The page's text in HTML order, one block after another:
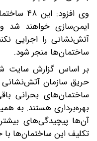
وی
ایمن‌سازی خواهند شد
آتش‌نشانی را اجرایی
ساختمان‌ها منجر شود.
بر اساس گزارش سایت
حریق سازمان
ساختمان‌های بحرانی
بهره‌برداری هستند. به
آن‌ها پیچیدگی‌های
تکلیف این ساختمان‌ها با